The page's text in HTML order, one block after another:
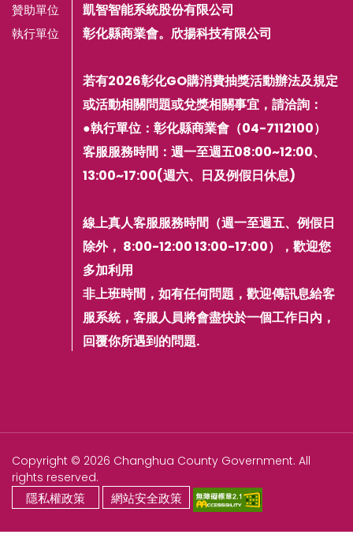
贊助單位 凱智智能系統股份有限公司
執行單位 彰化縣商業會。欣揚科技有限公司
若有2026彰化GO購消費抽獎活動辦法及規定
或活動相關問題或兌獎相關事宜，請洽詢：
●執行單位：彰化縣商業會（04-7112100）
客服服務時間：週一至週五08:00~12:00、
13:00~17:00(週六、日及例假日休息)
線上真人客服服務時間（週一至週五、例假日
除外， 8:00-12:00 13:00-17:00），歡迎您
多加利用
非上班時間，如有任何問題，歡迎傳訊息給客
服系統，客服人員將會盡快於一個工作日內，
回覆你所遇到的問題.
Copyright © 2026 Changhua County Government. All
rights reserved.
隱私權政策 網站安全政策